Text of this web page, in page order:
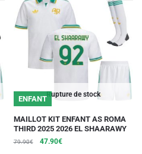
peuvent
être
choisies
du
produit
Rupture de stock
ENFANT
MAILLOT KIT ENFANT AS ROMA
THIRD 2025 2026 EL SHAARAWY
79.90€
Le
47.90€Le
Ce
produit
a